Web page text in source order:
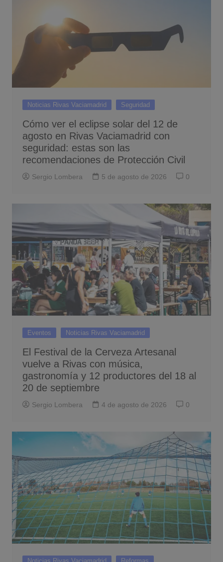
Noticias Rivas Vaciamadrid Seguridad
Cómo ver el eclipse solar del 12 de
agosto en Rivas Vaciamadrid con
seguridad: estas son las
recomendaciones de Protección Civil
Sergio Lombera 5 de agosto de 2026 0
Eventos Noticias Rivas Vaciamadrid
El Festival de la Cerveza Artesanal
vuelve a Rivas con música,
gastronomía y 12 productores del 18 al
20 de septiembre
Sergio Lombera 4 de agosto de 2026 0